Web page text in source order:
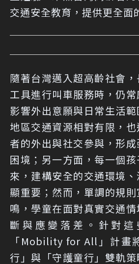
交通安全教育，提供更全面
隨著台灣邁入超高齡社會
工具進行叫車服務時，仍
影響外出意願與日常生活
地區交通資源相對有限，
者的外出與社交參與，形
困境；另一方面，每一個
來，建構安全的交通環境
顯重要；然而，單調的規
鳴，學童在面對真實交通
斷與應變落差。針對這
「Mobility for All」計畫
行」與「守護童行」雙軌